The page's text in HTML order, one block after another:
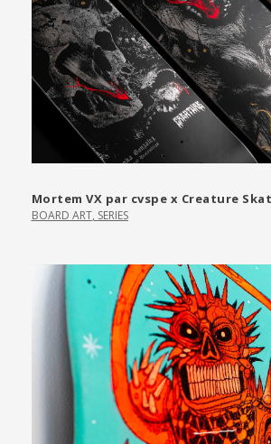
Mortem VX par cvspe x Creature
BOARD ART, SERIES